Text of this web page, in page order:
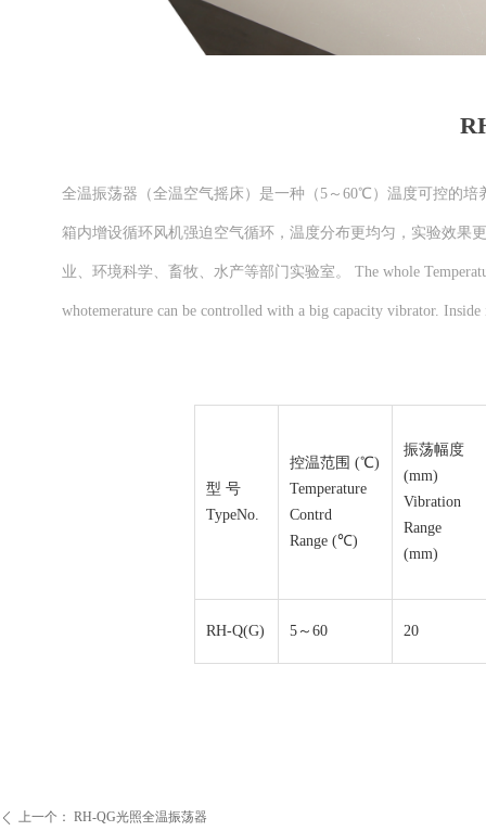
全温振荡器（全温空气摇床）是一种（5～60℃）温度可控的
箱内增设循环风机强迫空气循环，温度分布更均匀，实验效果
业、环境科学、畜牧、水产等部门实验室。 The whole
whotemerature can be controlled with a big capacity vibrator.
ꄴ 上一个： RH-QG光照全温振荡器
型 号
TypeNo.
控温范围 (℃)
Temperature
Contrd
Range (℃)
振荡幅度
(mm)
Vibration
Range
(mm)
RH-Q(G) 5～60 20